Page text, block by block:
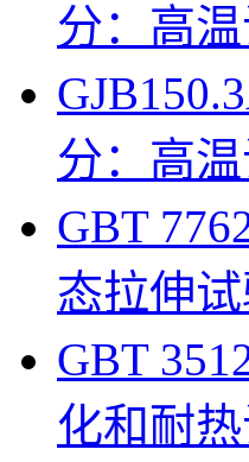
分：高
分：高
GBT
态拉伸
GBT
化和耐